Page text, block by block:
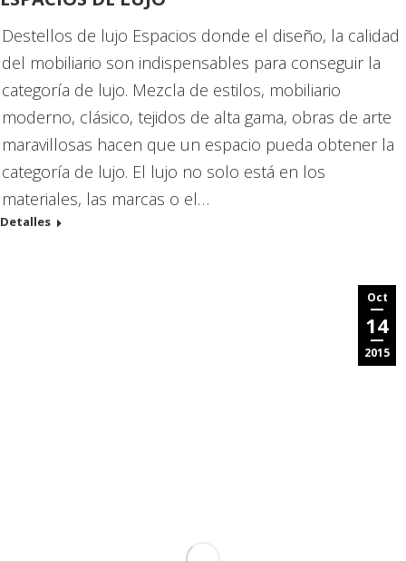
Destellos de lujo Espacios donde el diseño, la calidad
del mobiliario son indispensables para conseguir la
categoría de lujo. Mezcla de estilos, mobiliario
moderno, clásico, tejidos de alta gama, obras de arte
maravillosas hacen que un espacio pueda obtener la
categoría de lujo. El lujo no solo está en los
materiales, las marcas o el…
Detalles
Oct
14
2015